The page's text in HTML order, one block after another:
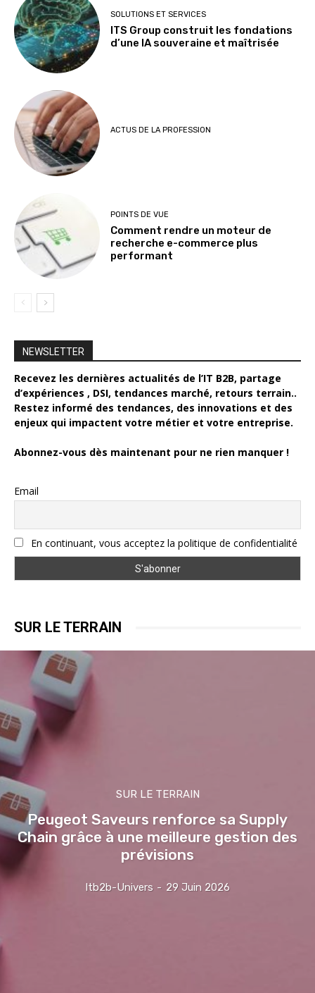
SOLUTIONS ET SERVICES
ITS Group construit les fondations
d’une IA souveraine et maîtrisée
ACTUS DE LA PROFESSION
POINTS DE VUE
Comment rendre un moteur de
recherche e-commerce plus
performant
NEWSLETTER
Recevez les dernières actualités de l’IT B2B, partage
d’expériences , DSI, tendances marché, retours terrain..
Restez informé des tendances, des innovations et des
enjeux qui impactent votre métier et votre entreprise.
Abonnez-vous dès maintenant pour ne rien manquer !
Email
En continuant, vous acceptez la politique de confidentialité
SUR LE TERRAIN
SUR LE TERRAIN
Peugeot Saveurs renforce sa Supply
Chain grâce à une meilleure gestion des
prévisions
Itb2b-Univers - 29 Juin 2026